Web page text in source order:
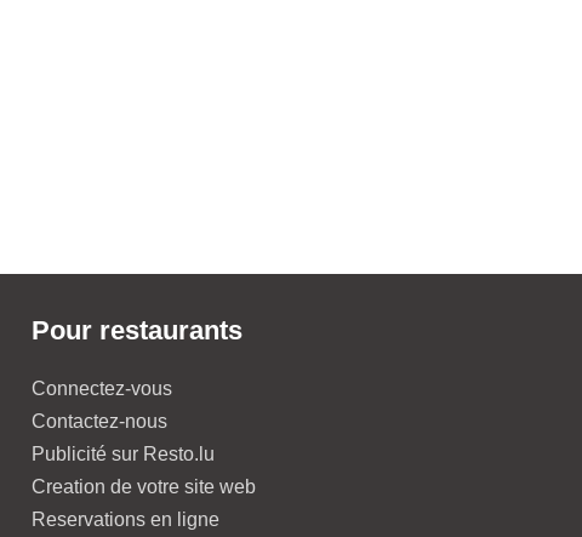
Pour restaurants
Connectez-vous
Contactez-nous
Publicité sur Resto.lu
Creation de votre site web
Reservations en ligne